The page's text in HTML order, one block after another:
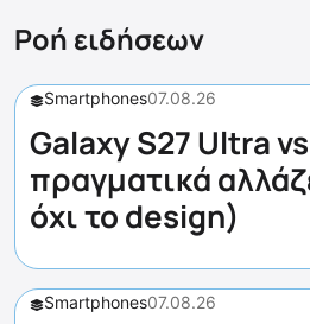
Ροή ειδήσεων
Smartphones07.08.26
Galaxy S27 Ultra
πραγματικά
όχι το design)
Smartphones07.08.26